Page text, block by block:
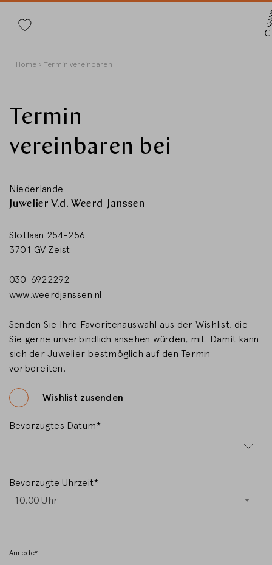
zumPfadnavigation
Home Termin vereinbaren
Termin
vereinbaren bei
Niederlande
Juwelier V.d. Weerd-Janssen
Slotlaan 254-256
3701 GV Zeist
030-6922292
www.weerdjanssen.nl
Senden Sie Ihre Favoritenauswahl aus der Wishlist, die
Sie gerne unverbindlich ansehen würden, mit. Damit kann
sich der Juwelier bestmöglich auf den Termin
vorbereiten.
Wishlist zusenden
Bevorzugtes Datum*
Bevorzugte Uhrzeit*
10.00 Uhr
Anrede*